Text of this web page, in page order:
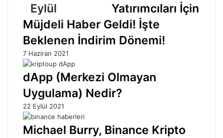
Eylül
Yatırımcıları İçin
Müjdeli Haber Geldi! İşte
Beklenen İndirim Dönemi!
7 Haziran 2021
dApp (Merkezi Olmayan
Uygulama) Nedir?
22 Eylül 2021
Michael Burry, Binance Kripto